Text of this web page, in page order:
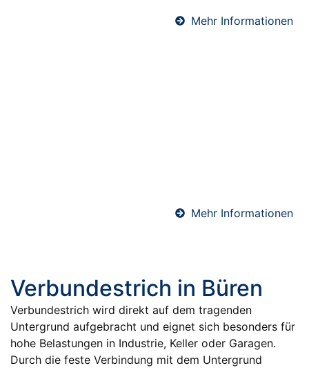
Mehr Informationen
Mehr Informationen
Verbundestrich in Büren
Verbundestrich wird direkt auf dem tragenden
Untergrund aufgebracht und eignet sich besonders für
hohe Belastungen in Industrie, Keller oder Garagen.
Durch die feste Verbindung mit dem Untergrund